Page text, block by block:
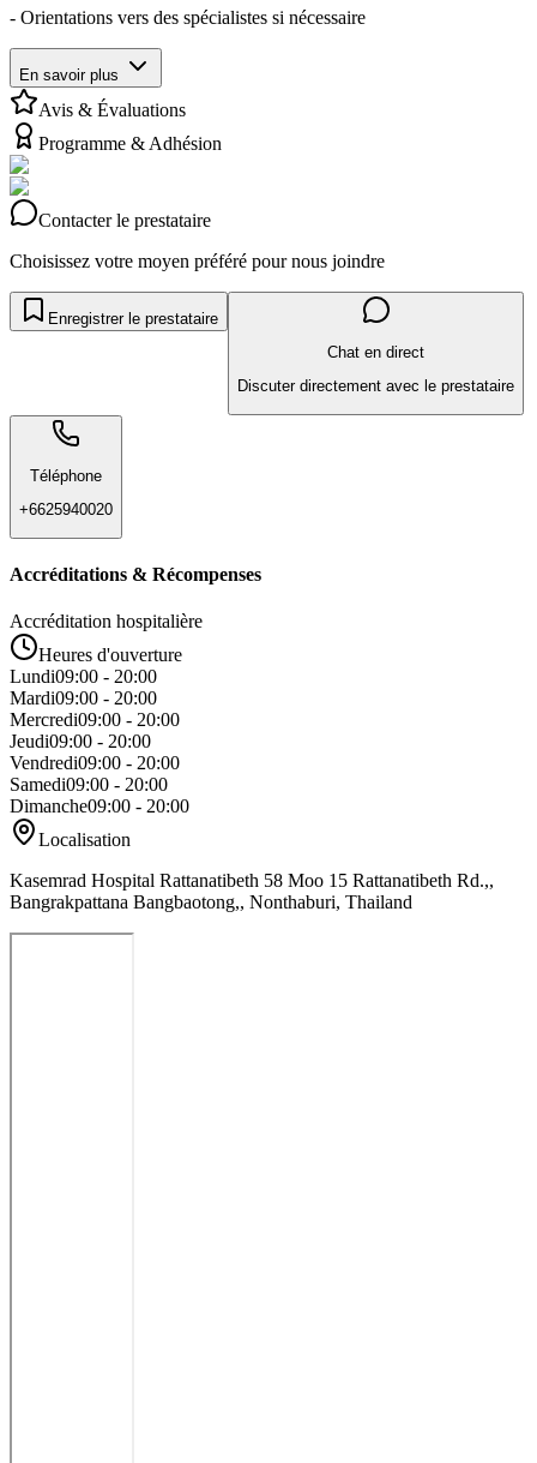
- Orientations vers des spécialistes si nécessaire
En savoir plus
Avis & Évaluations
Programme & Adhésion
Contacter le prestataire
Choisissez votre moyen préféré pour nous joindre
Enregistrer le prestataire
Chat en direct
Discuter directement avec le prestataire
Téléphone
+6625940020
Accréditations & Récompenses
Accréditation hospitalière
Heures d'ouverture
Lundi09:00 - 20:00
Mardi09:00 - 20:00
Mercredi09:00 - 20:00
Jeudi09:00 - 20:00
Vendredi09:00 - 20:00
Samedi09:00 - 20:00
Dimanche09:00 - 20:00
Localisation
Kasemrad Hospital Rattanatibeth 58 Moo 15 Rattanatibeth Rd.,,
Bangrakpattana Bangbaotong,, Nonthaburi, Thailand